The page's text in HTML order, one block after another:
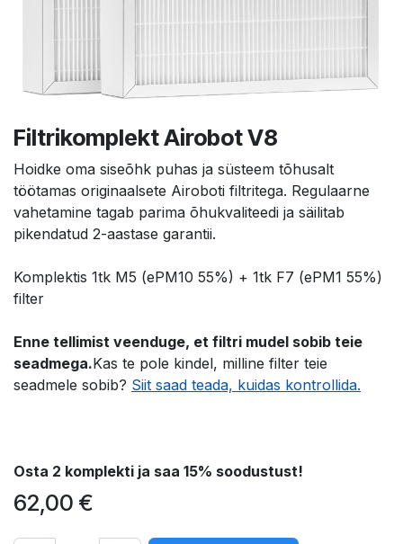
Filtrikomplekt Airobot V8
Hoidke oma siseõhk puhas ja süsteem tõhusalt
töötamas originaalsete Airoboti filtritega. Regulaarne
vahetamine tagab parima õhukvaliteedi ja säilitab
pikendatud 2-aastase garantii.
Komplektis 1tk M5 (ePM10 55%) + 1tk F7 (ePM1 55%)
filter
Enne tellimist veenduge, et filtri mudel sobib teie
seadmega.Kas te pole kindel, milline filter teie
seadmele sobib? Siit saad teada, kuidas kontrollida.
Osta 2 komplekti ja saa 15% soodustust!
62,00 €